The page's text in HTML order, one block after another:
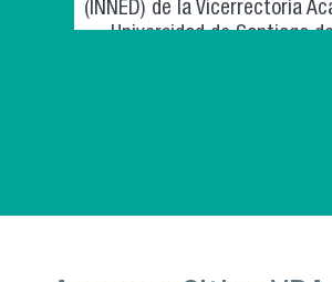
(INNED) de la Vicerrectoría
Universidad de Santiago